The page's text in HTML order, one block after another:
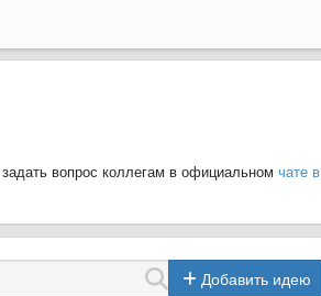
вопрос коллегам в официальном чате в
Добавить идею